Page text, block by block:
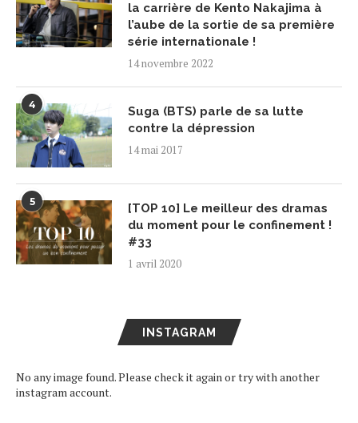
la carrière de Kento Nakajima à
l’aube de la sortie de sa première
série internationale !
14 novembre 2022
4
Suga (BTS) parle de sa lutte
contre la dépression
14 mai 2017
5
[TOP 10] Le meilleur des dramas
du moment pour le confinement !
#33
1 avril 2020
INSTAGRAM
No any image found. Please check it again or try with another
instagram account.